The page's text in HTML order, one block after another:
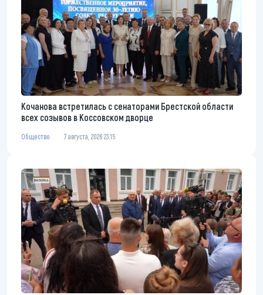
Кочанова встретилась с сенаторами Брестской области
всех созывов в Коссовском дворце
Общество 7 августа, 2026 23:15